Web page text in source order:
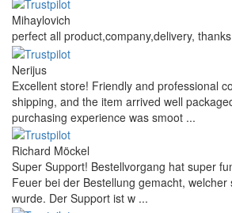
Mihaylovich
perfect all product,company,delivery,
Nerijus
Excellent store! Friendly and professional
shipping, and the item arrived well
purchasing experience was smoot ...
Richard Möckel
Super Support! Bestellvorgang hat super
Feuer bei der Bestellung gemacht,
wurde. Der Support ist w ...